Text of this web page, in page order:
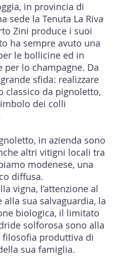
in provincia di
sede la Tenuta La Riva
Zini produce i suoi
ha sempre avuto una
le bollicine ed in
per lo champagne. Da
sfida: realizzare
classico da pignoletto,
dei colli
in azienda sono
altri vitigni locali tra
modenese, una
diffusa.
vigna, l’attenzione al
sua salvaguardia, la
biologica, il limitato
solforosa sono alla
filosofia produttiva di
sua famiglia.